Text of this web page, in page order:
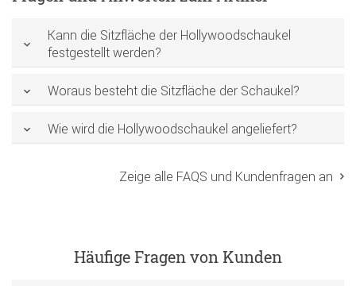
Kann die Sitzfläche der Hollywoodschaukel
festgestellt werden?
Woraus besteht die Sitzfläche der Schaukel?
Wie wird die Hollywoodschaukel angeliefert?
Zeige alle FAQS und Kundenfragen an
Häufige Fragen von Kunden